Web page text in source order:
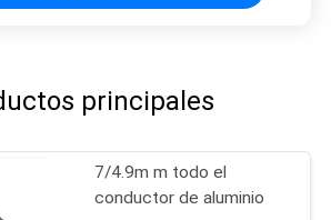
principales
7/4.9m m todo el
conductor de aluminio